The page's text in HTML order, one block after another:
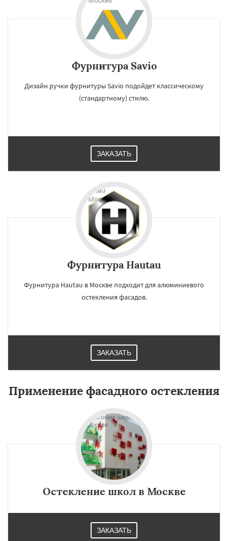
Фурнитура Savio
Дизайн ручки фурнитуры Savio подойдет классическому
(стандартному) стилю.
ЗАКАЗАТЬ
Фурнитура Hautau
Фурнитура Hautau в Москве подходит для алюминиевого
остекления фасадов.
ЗАКАЗАТЬ
Применение фасадного остекления
Остекление школ в Москве
ЗАКАЗАТЬ